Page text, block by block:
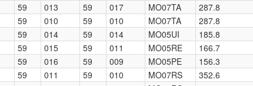
59 013 59 017 MO07TA 287.8
59 010 59 010 MO07TA 287.8
59 014 59 014 MO05UI 185.8
59 015 59 011 MO05RE 166.7
59 016 59 009 MO05PE 156.3
59 011 59 010 MO07RS 352.6